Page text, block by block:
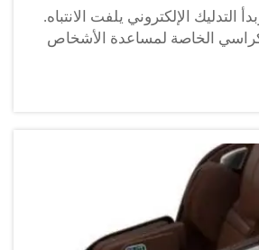
عام 2025، وبدأ التدليك الإلكتروني يلفت الانتباه.
الخاصة لمساعدة الأشخاص
الجلوس، وقد اكتسبت شعبية كبيرة
منتشرة في كل مكان، حيث يجلس
مع بعضهم البعض...